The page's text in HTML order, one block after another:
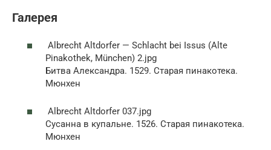
Галерея
Albrecht Altdorfer — Schlacht bei Issus (Alte
Pinakothek, München) 2.jpg
Битва Александра. 1529. Старая пинакотека.
Мюнхен
Albrecht Altdorfer 037.jpg
Сусанна в купальне. 1526. Старая пинакотека.
Мюнхен